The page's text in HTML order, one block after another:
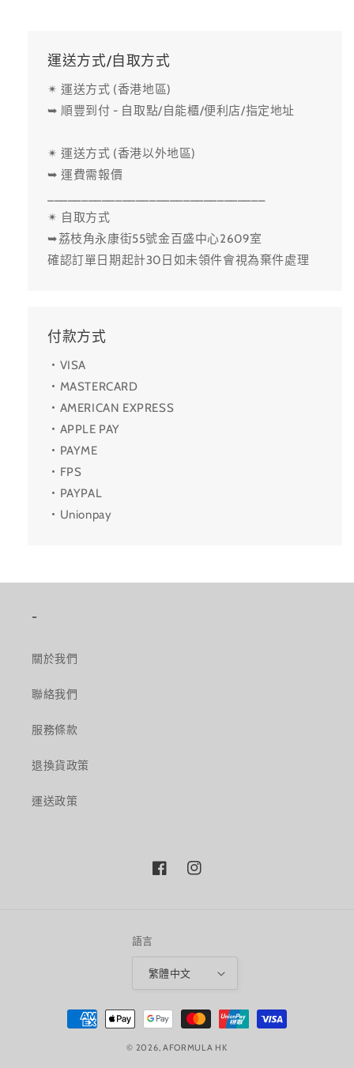
運送方式/自取方式
✴ 運送方式 (香港地區)
➥ 順豐到付 - 自取點/自能櫃/便利店/指定地址
✴ 運送方式 (香港以外地區)
➥ 運費需報價
✴ 自取方式
➥荔枝角永康街55號金百盛中心2609室
確認訂單日期起計30日如未領件會視為棄件處理
付款方式
・VISA
・MASTERCARD
・AMERICAN EXPRESS
・APPLE PAY
・PAYME
・FPS
・PAYPAL
・Unionpay
-
關於我們
聯絡我們
服務條款
退換貨政策
運送政策
FacebookInstagram
語言
繁體中文
付
款
© 2026, AFORMULA HK